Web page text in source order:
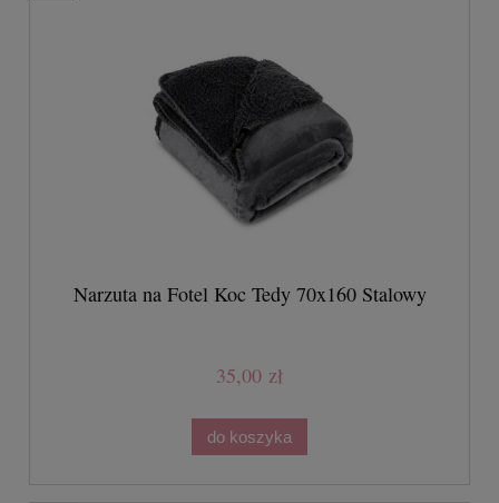
Narzuta na Fotel Koc Tedy 70x160 Stalowy
35,00 zł
do koszyka